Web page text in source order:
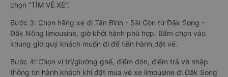
chọn “TÌM VÉ XE”.
Bước 3: Chọn hãng xe đi Tân Bình - Sài Gòn từ Đăk Song -
Đắk Nông limousine, giờ khởi hành phù hợp. Bấm chọn vào
khung giờ quý khách muốn đi để tiến hành đặt vé.
Bước 4: Chọn vị trí/giường ghế, điểm đón, điểm trả và nhập
thông tin hành khách khi đặt mua vé xe limousine đi Đăk Song